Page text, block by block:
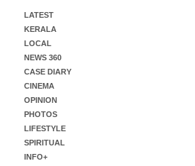
LATEST
KERALA
LOCAL
NEWS 360
CASE DIARY
CINEMA
OPINION
PHOTOS
LIFESTYLE
SPIRITUAL
INFO+